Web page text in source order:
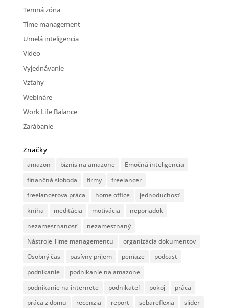
Temná zóna
Time management
Umelá inteligencia
Video
Vyjednávanie
Vzťahy
Webináre
Work Life Balance
Zarábanie
Značky
amazon biznis na amazone
Emočná inteligencia
finančná sloboda
firmy
freelancer
freelancerova práca
home office
jednoduchosť
kniha
meditácia motivácia
neporiadok
nezamestnanosť
nezamestnaný
Nástroje Time managementu
organizácia dokumentov
Osobný čas
pasívny príjem peniaze
podcast
podnikanie
podnikanie na amazone
podnikanie na internete
podnikateľ pokoj
práca
práca z domu
recenzia report sebareflexia
slider